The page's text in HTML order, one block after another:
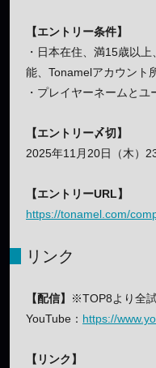
【エントリー条件】
・日本在住、満15歳以
能、Tonamelアカウント
・プレイヤーネームと
【エントリー〆切】
2025年11月20日（木）
【エントリーURL】
https://tonamel.com/
リンク
【配信】
※TOP8より全
YouTube： https://
【リンク】